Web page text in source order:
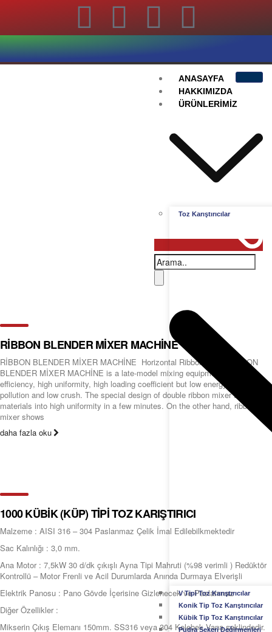
ANASAYFA
HAKKIMIZDA
ÜRÜNLERIMIZ
Toz Karıştırıcılar
V Tipi Toz Karıştırıcılar
Konik Tip Toz Karıştırıcılar
Kübik Tip Toz Karıştırıcılar
Pudra Şekeri Değirmenleri
RİBBON BLENDER MİXER MACHİNE
RİBBON BLENDER MİXER MACHİNE Horizontal Ribbon Mixer RİBBON
BLENDER MİXER MACHİNE is a late-model mixing equipment with high
efficiency, high uniformity, high loading coefficient but low energy cost, low
pollution and low crush. The special design of double ribbon mixer the
materials into high uniformity in a few minutes. On the other hand, ribbon
mixer shows
daha fazla oku
1000 KÜBİK (KÜP) TİPİ TOZ KARIŞTIRICI
Malzeme : AISI 316 – 304 Paslanmaz Çelik İmal Edilebilkmektedir
Sac Kalınlığı : 3,0 mm.
Ana Motor : 7,5kW 30 d/dk çıkışlı Ayna Tipi Mahruti (%98 verimli ) Redüktör
Kontrollü – Motor Frenli ve Acil Durumlarda Anında Durmaya Elverişli
Elektrik Panosu : Pano Gövde İçerisine Gizlenecek ve Paslanmaz
Diğer Özellikler :
Mikserin Çıkış Elemanı 150mm. SS316 veya 304 Kelebek Vana şeklindedir.